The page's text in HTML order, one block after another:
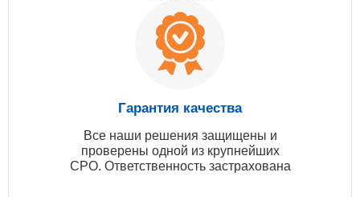
Гарантия качества
Все наши решения защищены и
проверены одной из крупнейших
СРО. Ответственность застрахована